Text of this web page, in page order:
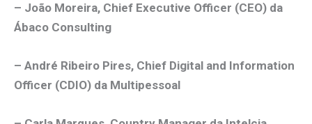
– João Moreira, Chief Executive Officer (CEO) da
Ábaco Consulting
– André Ribeiro Pires, Chief Digital and Information
Officer (CDIO) da Multipessoal